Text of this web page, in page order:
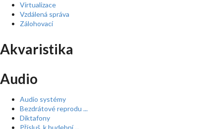
Virtualizace
Vzdálená správa
Zálohovací
Akvaristika
Audio
Audio systémy
Bezdrátové reprodu ...
Diktafony
Přísluš. k hudební ...